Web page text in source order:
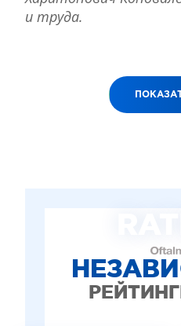
и труда.